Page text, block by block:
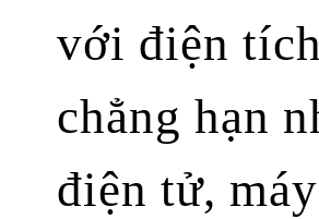
với điện
chẳng hạn
điện tử,